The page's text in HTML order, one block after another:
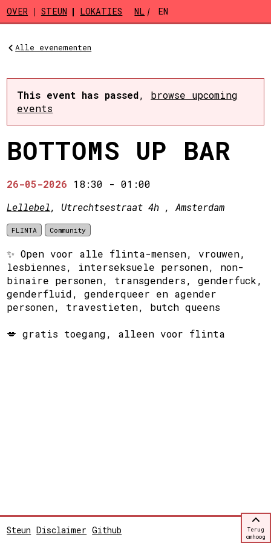
Skip to main content
OVER STEUN LOKATIES NL EN
Alle evenementen
This event has passed, browse upcoming
events
BOTTOMS UP BAR
26-05-2026 18:30 -01:00
Lellebel, Utrechtsestraat 4h , Amsterdam
FLINTA Community
✨ Open voor alle flinta-mensen, vrouwen,
lesbiennes, interseksuele personen, non-
binaire personen, transgenders, genderfuck,
genderfluid, genderqueer en agender
personen, travestieten, butch queens
💋 gratis toegang, alleen voor flinta
Steun Disclaimer Github
Terug
omhoog